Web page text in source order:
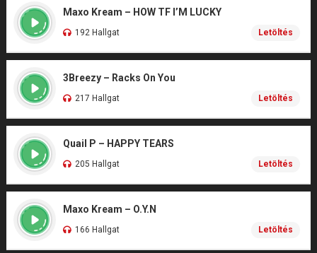
Maxo Kream – HOW TF I’M LUCKY
192 Hallgat Letöltés
3Breezy – Racks On You
217 Hallgat Letöltés
Quail P – HAPPY TEARS
205 Hallgat Letöltés
Maxo Kream – O.Y.N
166 Hallgat Letöltés